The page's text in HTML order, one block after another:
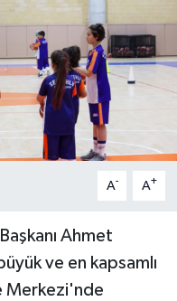
A- A+
Ahmet
ve en kapsamlı
Merkezi'nde